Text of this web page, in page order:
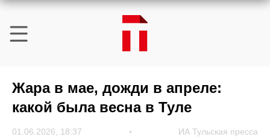
Жара в мае, дожди в апреле:
какой была весна в Туле
01.06.2026, 18:37 ИА Тульская пресса